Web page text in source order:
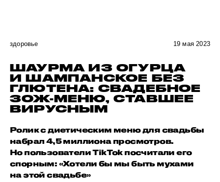
здоровье 19 мая 2023
ШАУРМА ИЗ ОГУРЦА
И ШАМПАНСКОЕ БЕЗ
ГЛЮТЕНА: СВАДЕБНОЕ
ЗОЖ-МЕНЮ, СТАВШЕЕ
ВИРУСНЫМ
Ролик с диетическим меню для свадьбы
набрал 4,5 миллиона просмотров.
Но пользователи TikTok посчитали его
спорным: «Хотели бы мы быть мухами
на этой свадьбе»